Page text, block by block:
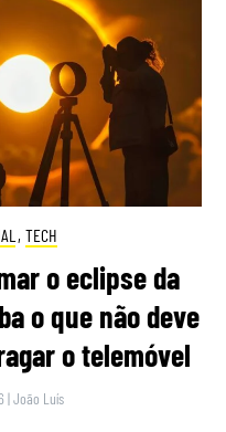
, TECH
o eclipse da
o que não deve
o telemóvel
|João Luís